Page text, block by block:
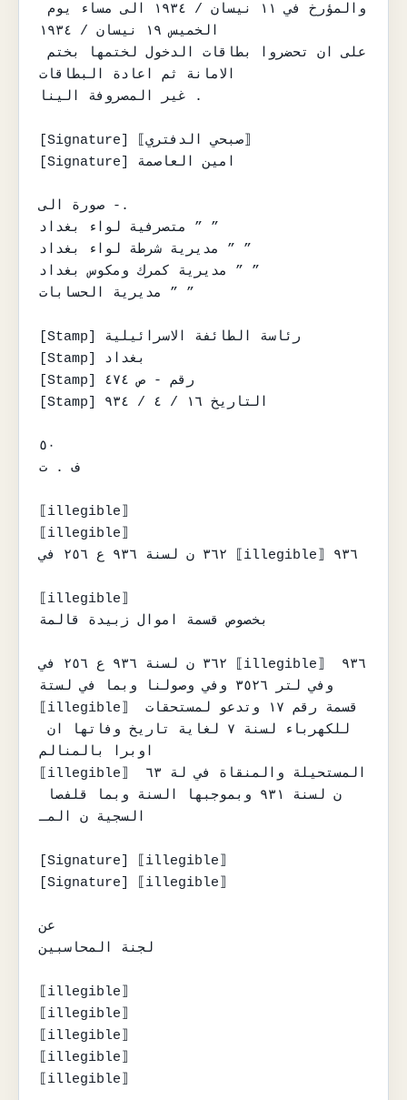
الخميس ١٩ نيسان / ١٩٣٤
على ان تحضروا بطاقات الدخول لختمها بختم
الامانة ثم اعادة البطاقات
غير المصروفة الينا .
[Signature] ⟦صبحي الدفتري⟧
[Signature] امين العاصمة
صورة الى -.
متصرفية لواء بغداد ” ”
مديرية شرطة لواء بغداد ” ”
مديرية كمرك ومكوس بغداد ” ”
مديرية الحسابات ” ”
[Stamp] رئاسة الطائفة الاسرائيلية
[Stamp] بغداد
[Stamp] رقم - ص ٤٧٤
[Stamp] التاريخ ١٦ / ٤ / ٩٣٤
٥٠
ف . ت
⟦illegible⟧
⟦illegible⟧
٣٦٢ ن لسنة ٩٣٦ ع ٢٥٦ في ⟦illegible⟧ ٩٣٦
⟦illegible⟧
بخصوص قسمة اموال زبيدة قالمة
٣٦٢ ن لسنة ٩٣٦ ع ٢٥٦ في ⟦illegible⟧ ٩٣٦
وفي لتر ٣٥٢٦ وفي وصولنا وبما في لستة
⟦illegible⟧ قسمة رقم ١٧ وتدعو لمستحقات
للكهرباء لسنة ٧ لغاية تاريخ وفاتها ان
اوبرا بالمنالم
⟦illegible⟧ المستحيلة والمنقاة في لة ٦٣
السجية ن المـ
[Signature] ⟦illegible⟧
[Signature] ⟦illegible⟧
عن
لجنة المحاسبين
⟦illegible⟧
⟦illegible⟧
⟦illegible⟧
⟦illegible⟧
⟦illegible⟧